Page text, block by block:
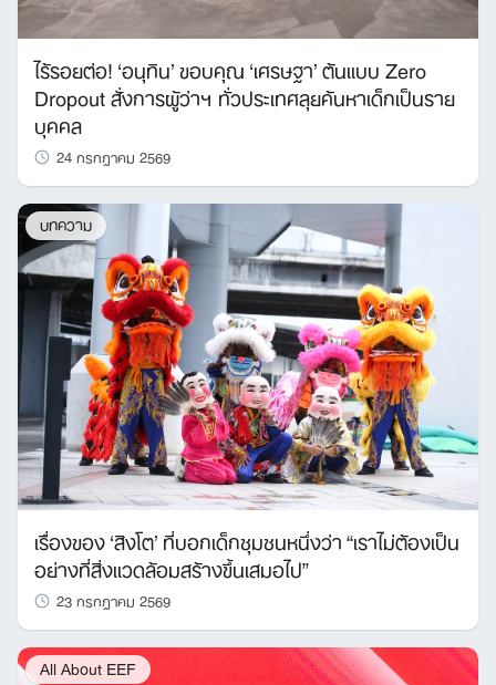
ไร้รอยต่อ! ‘อนุทิน’ ขอบคุณ ‘เศรษฐา’ ต้นแบบ Zero
Dropout สั่งการผู้ว่าฯ ทั่วประเทศลุยค้นหาเด็กเป็นราย
บุคคล
24 กรกฎาคม 2569
บทความ
เรื่องของ ‘สิงโต’ ที่บอกเด็กชุมชนหนึ่งว่า “เราไม่ต้องเป็น
อย่างที่สิ่งแวดล้อมสร้างขึ้นเสมอไป”
23 กรกฎาคม 2569
All About EEF